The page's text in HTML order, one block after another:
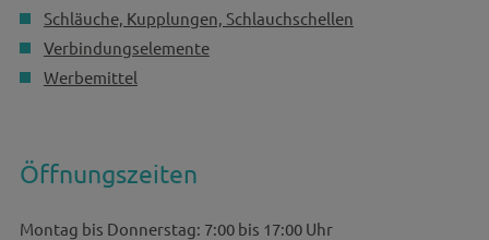
Schläuche, Kupplungen, Schlauchschellen
Verbindungselemente
Werbemittel
Öffnungszeiten
Montag bis Donnerstag: 7:00 bis 17:00 Uhr